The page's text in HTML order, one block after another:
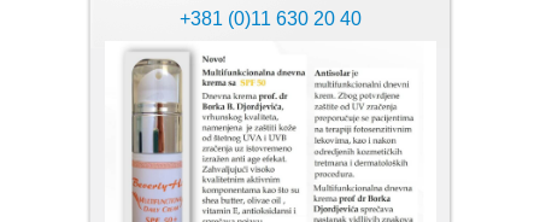
+381 (0)11 630 20 40